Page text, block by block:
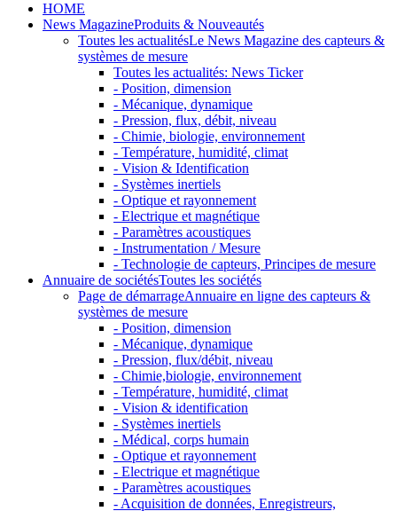
HOME
News MagazineProduits & Nouveautés
Toutes les actualitésLe News Magazine des capteurs &
systèmes de mesure
Toutes les actualités: News Ticker
- Position, dimension
- Mécanique, dynamique
- Pression, flux, débit, niveau
- Chimie, biologie, environnement
- Température, humidité, climat
- Vision & Identification
- Systèmes inertiels
- Optique et rayonnement
- Electrique et magnétique
- Paramètres acoustiques
- Instrumentation / Mesure
- Technologie de capteurs, Principes de mesure
Annuaire de sociétésToutes les sociétés
Page de démarrageAnnuaire en ligne des capteurs &
systèmes de mesure
- Position, dimension
- Mécanique, dynamique
- Pression, flux/débit, niveau
- Chimie,biologie, environnement
- Température, humidité, climat
- Vision & identification
- Systèmes inertiels
- Médical, corps humain
- Optique et rayonnement
- Electrique et magnétique
- Paramètres acoustiques
- Acquisition de données, Enregistreurs,